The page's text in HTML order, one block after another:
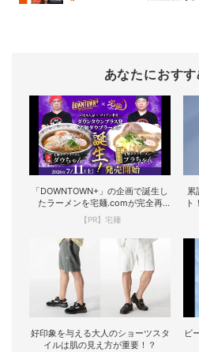
あなたにおす
「DOWNTOWN+」の企画で誕生し
たラーメンを宅麺.comが完全再
現！
【PR】宅麺
累
ト
好印象を与える大人のショーツスタ
イルは肌の見え方が重要！？
ビ